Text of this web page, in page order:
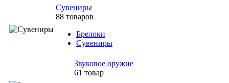
Сувениры
88 товаров
Брелоки
Сувениры
Звуковое оружие
61 товар